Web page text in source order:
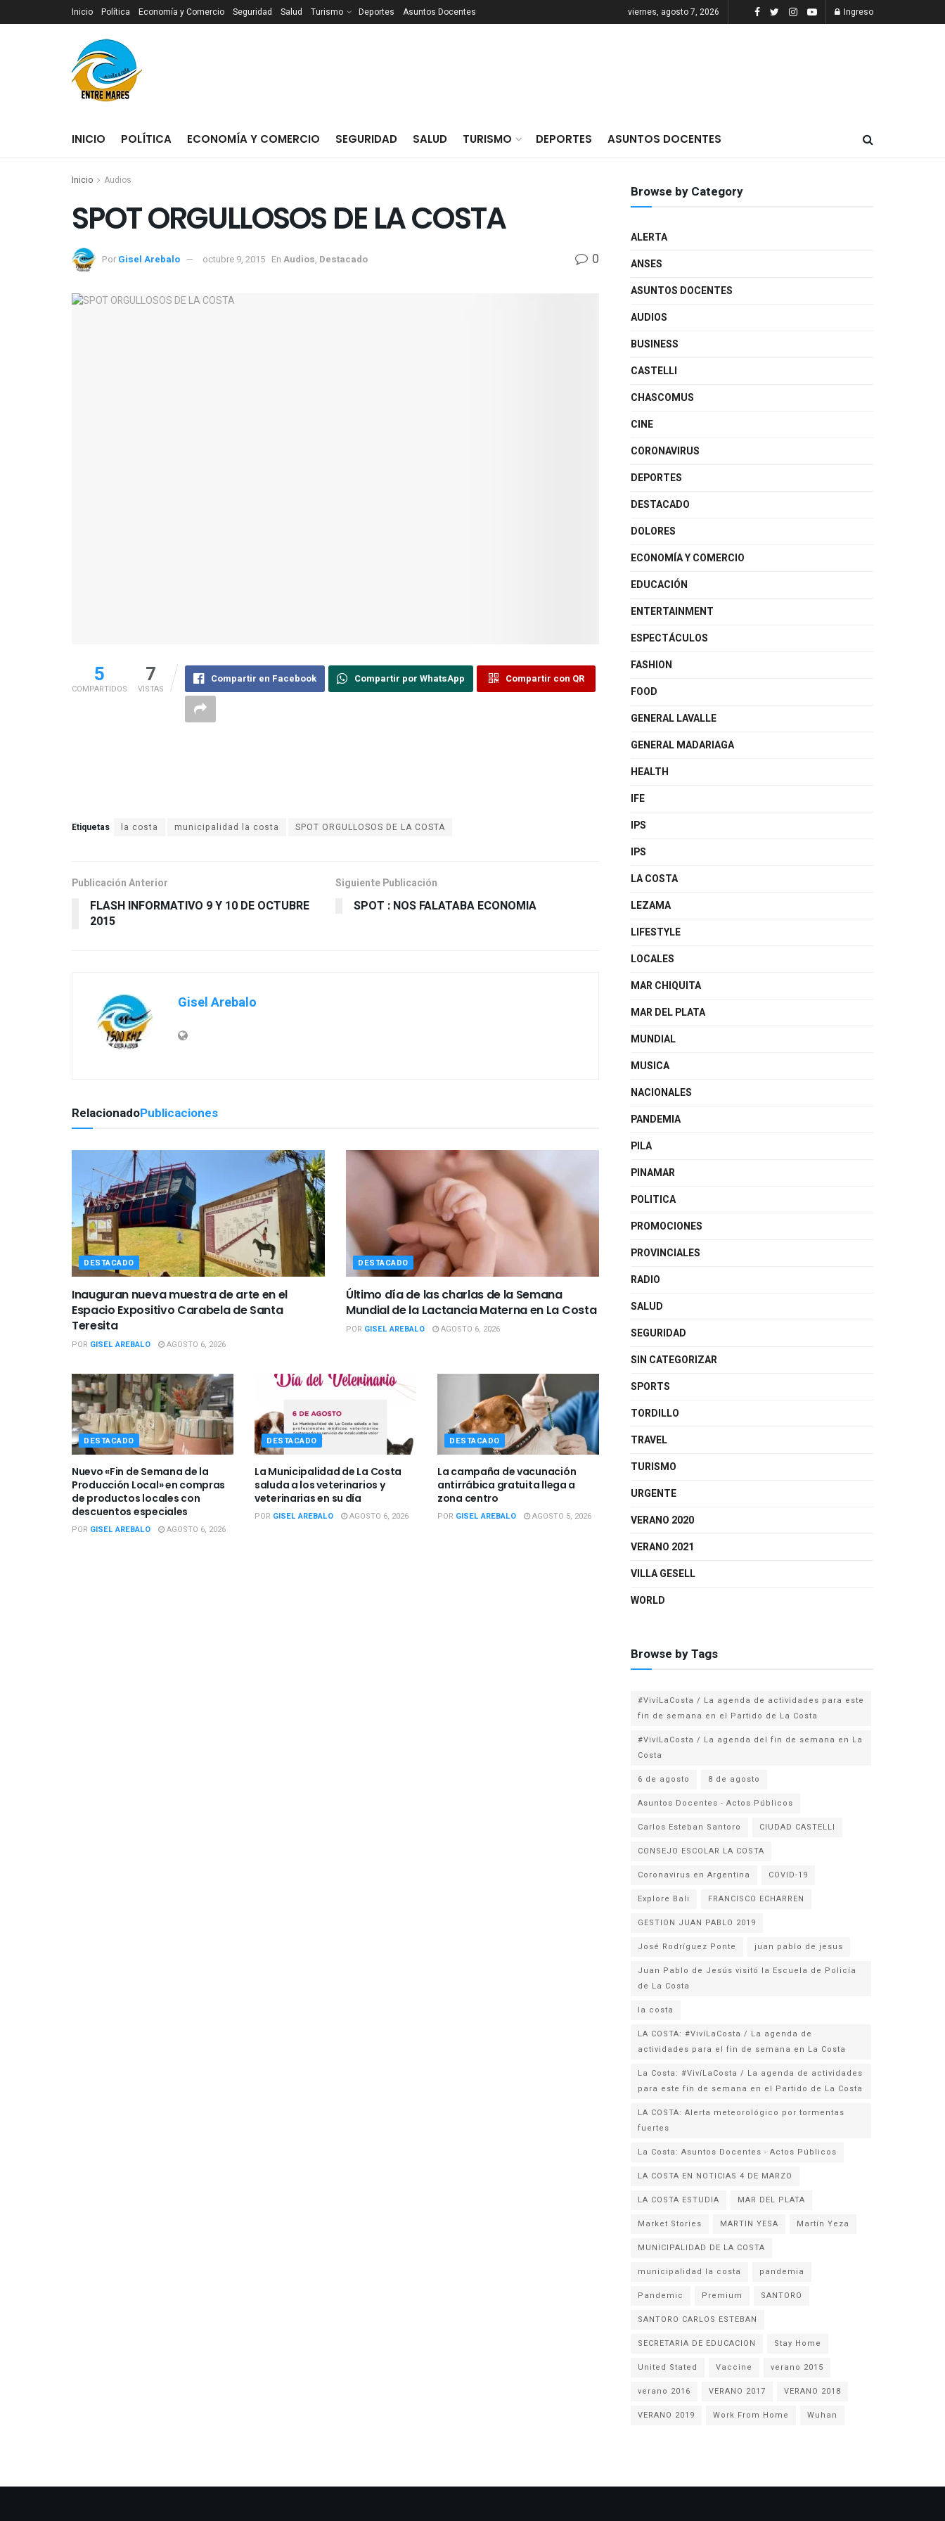
Inicio Política Economía y Comercio Seguridad Salud Turismo Deportes Asuntos Docentes viernes, agosto 7, 2026 Ingreso
INICIO POLÍTICA ECONOMÍA Y COMERCIO SEGURIDAD SALUD TURISMO DEPORTES ASUNTOS DOCENTES
Inicio Audios
SPOT ORGULLOSOS DE LA COSTA
Por Gisel Arebalo octubre 9, 2015 En Audios, Destacado 0
5
COMPARTIDOS
7
VISTAS
Compartir en Facebook Compartir por WhatsApp Compartir con QR
Etiquetas la costa municipalidad la costa SPOT ORGULLOSOS DE LA COSTA
Publicación Anterior
FLASH INFORMATIVO 9 Y 10 DE OCTUBRE
2015
Siguiente Publicación
SPOT : NOS FALATABA ECONOMIA
Gisel Arebalo
RelacionadoPublicaciones
DESTACADO
Inauguran nueva muestra de arte en el
Espacio Expositivo Carabela de Santa
Teresita
POR GISEL AREBALO AGOSTO 6, 2026
DESTACADO
Último día de las charlas de la Semana
Mundial de la Lactancia Materna en La Costa
POR GISEL AREBALO AGOSTO 6, 2026
DESTACADO
Nuevo «Fin de Semana de la
Producción Local» en compras
de productos locales con
descuentos especiales
POR GISEL AREBALO AGOSTO 6, 2026
DESTACADO
La Municipalidad de La Costa
saluda a los veterinarios y
veterinarias en su día
POR GISEL AREBALO AGOSTO 6, 2026
DESTACADO
La campaña de vacunación
antirrábica gratuita llega a
zona centro
POR GISEL AREBALO AGOSTO 5, 2026
Browse by Category
ALERTA
ANSES
ASUNTOS DOCENTES
AUDIOS
BUSINESS
CASTELLI
CHASCOMUS
CINE
CORONAVIRUS
DEPORTES
DESTACADO
DOLORES
ECONOMÍA Y COMERCIO
EDUCACIÓN
ENTERTAINMENT
ESPECTÁCULOS
FASHION
FOOD
GENERAL LAVALLE
GENERAL MADARIAGA
HEALTH
IFE
IPS
IPS
LA COSTA
LEZAMA
LIFESTYLE
LOCALES
MAR CHIQUITA
MAR DEL PLATA
MUNDIAL
MUSICA
NACIONALES
PANDEMIA
PILA
PINAMAR
POLITICA
PROMOCIONES
PROVINCIALES
RADIO
SALUD
SEGURIDAD
SIN CATEGORIZAR
SPORTS
TORDILLO
TRAVEL
TURISMO
URGENTE
VERANO 2020
VERANO 2021
VILLA GESELL
WORLD
Browse by Tags
#VivíLaCosta / La agenda de actividades para este
fin de semana en el Partido de La Costa
#VivíLaCosta / La agenda del fin de semana en La
Costa
6 de agosto
8 de agosto
Asuntos Docentes - Actos Públicos
Carlos Esteban Santoro
CIUDAD CASTELLI
CONSEJO ESCOLAR LA COSTA
Coronavirus en Argentina
COVID-19
Explore Bali
FRANCISCO ECHARREN
GESTION JUAN PABLO 2019
José Rodríguez Ponte
juan pablo de jesus
Juan Pablo de Jesús visitó la Escuela de Policía
la costa
LA COSTA: #VivíLaCosta / La agenda de
actividades para el fin de semana en La Costa
La Costa: #VivíLaCosta / La agenda de actividades
para este fin de semana en el Partido de La Costa
LA COSTA: Alerta meteorológico por tormentas
fuertes
La Costa: Asuntos Docentes - Actos Públicos
LA COSTA EN NOTICIAS 4 DE MARZO
LA COSTA ESTUDIA
MAR DEL PLATA
Market Stories
MARTIN YESA
Martín Yeza
MUNICIPALIDAD DE LA COSTA
municipalidad la costa
pandemia
Pandemic
Premium
SANTORO
SANTORO CARLOS ESTEBAN
SECRETARIA DE EDUCACION
Stay Home
United Stated
Vaccine
verano 2015
verano 2016
VERANO 2017
VERANO 2018
VERANO 2019
Work From Home Wuhan